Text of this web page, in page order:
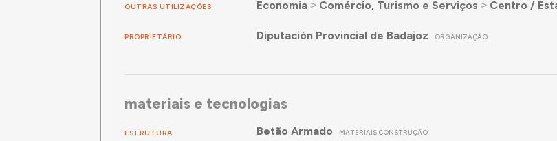
OUTRAS UTILIZAÇÕES Economia˃ Comércio, Turismo e Serviços ˃ Centro /
PROPRIETÁRIO Diputación Provincial de Badajoz ORGANIZAÇÃO
materiais e tecnologias
ESTRUTURA Betão Armado MATERIAIS CONSTRUÇÃO